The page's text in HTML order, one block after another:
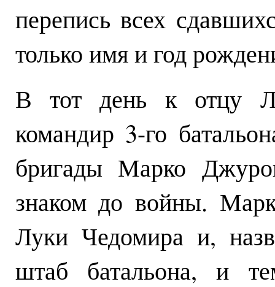
перепись всех
только имя и год
В тот день к отцу
командир 3-го
бригады Марко
знаком до войны.
Луки Чедомира и,
штаб батальона, и